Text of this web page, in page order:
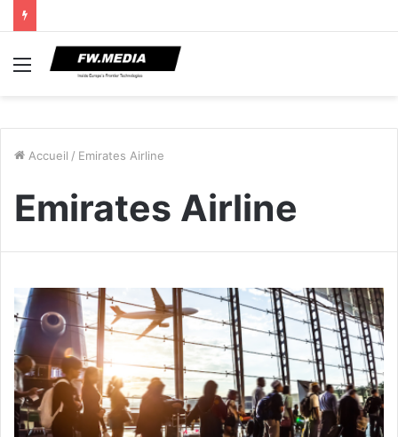
Menu
Accueil / Emirates Airline
Emirates Airline